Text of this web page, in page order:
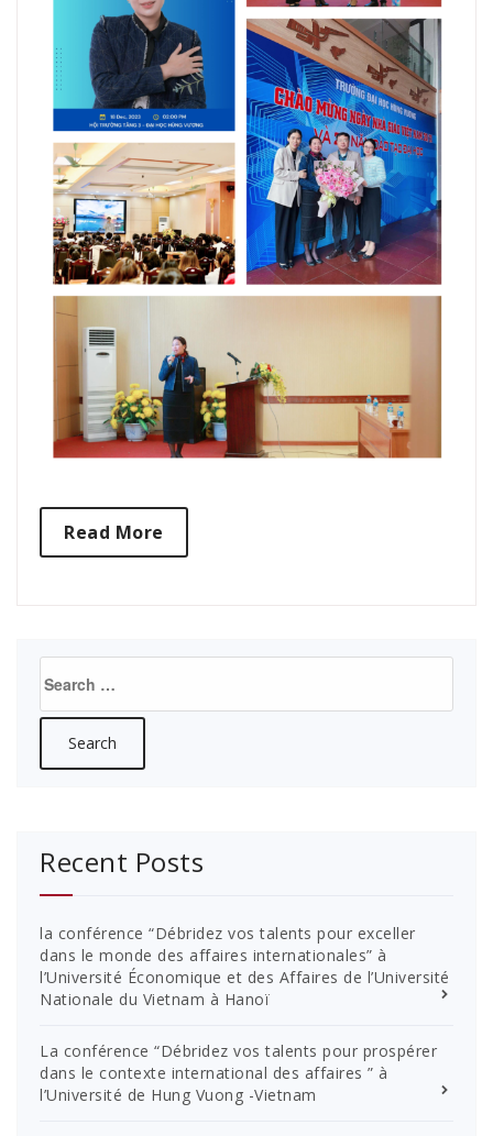
Read More
for:
Recent Posts
la conférence “Débridez vos talents pour exceller
dans le monde des affaires internationales” à
l’Université Économique et des Affaires de l’Université
Nationale du Vietnam à Hanoï
La conférence “Débridez vos talents pour prospérer
dans le contexte international des affaires ” à
l’Université de Hung Vuong -Vietnam